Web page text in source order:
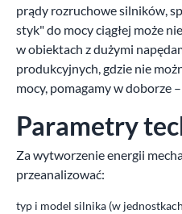
prądy rozruchowe silników,
styk" do mocy ciągłej może
w obiektach z dużymi
produkcyjnych, gdzie nie
mocy, pomagamy w doborze
Parametry
Za wytworzenie energii
przeanalizować:
typ i model silnika (w